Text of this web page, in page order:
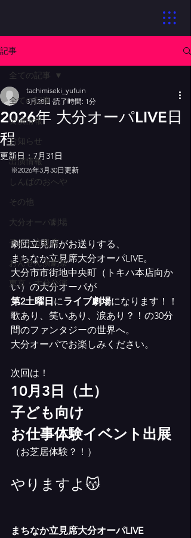
記事
全ての記事
公演情報
お知らせ
出演情報
しんばのおへや
その他
大分オーパ劇場
子ども立見席
おんせん演劇祭
東京・大分公演
全ての記事
2026年 大分オーパLIVE日
程
tachimiseki_yufuin
3月28日 読了時間: 1分
更新日：7月31日
※2026年3月30日更新
劇団立見席がお送りする、
まちなか立見席大分オーパLIVE。
大分市市街地中央町（トキハ本店向か
い）の大分オーパが
第2土曜日にライブ劇場になります！！
歌あり、笑いあり、涙あり？！の30分
間のファンタジーの世界へ。
大分オーパでお楽しみください。
次回は！
10月3日（土）
子ども向け
お仕事体験イベント出展
（お芝居体験？！）
やりますよ😽
まちなか立見席大分オーパLIVE